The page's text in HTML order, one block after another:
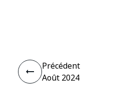
Précédent
Août 2024